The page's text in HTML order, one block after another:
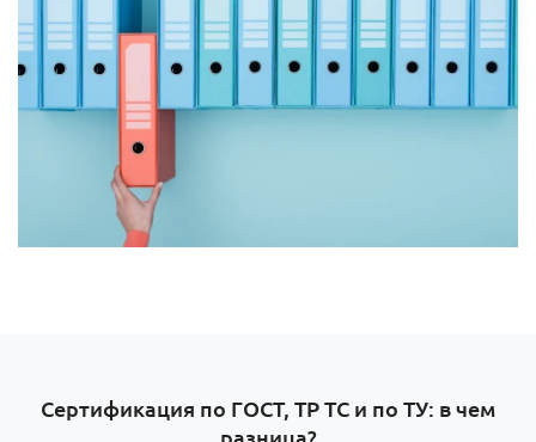
Сертификация по ГОСТ, ТР ТС и по ТУ: в чем